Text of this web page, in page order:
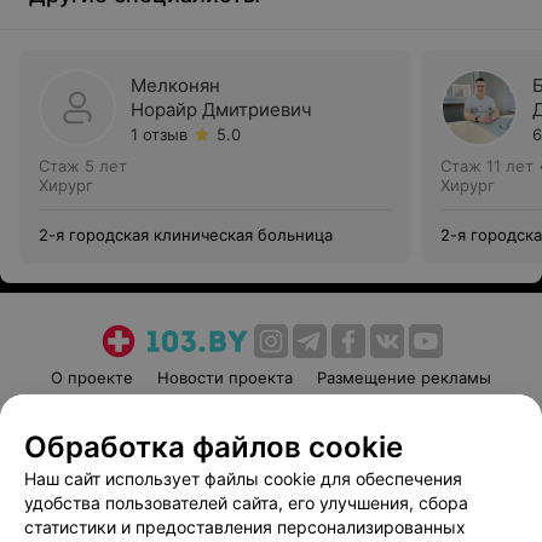
Мелконян
Норайр Дмитриевич
1 отзыв
5.0
Стаж 5 лет
Хирург
2-я городская клиническая больница
Стаж 11 лет
Хирург
2-я
О проекте Новости проекта
Размещение рекламы
Пользовательское соглашение
Способы оплаты
Вакансии
Партнеры
Написать руководителю 103.by
Обработка файлов cookie
Наш сайт использует файлы cookie для обеспечения
удобства пользователей сайта, его улучшения, сбора
статистики и предоставления персонализированных